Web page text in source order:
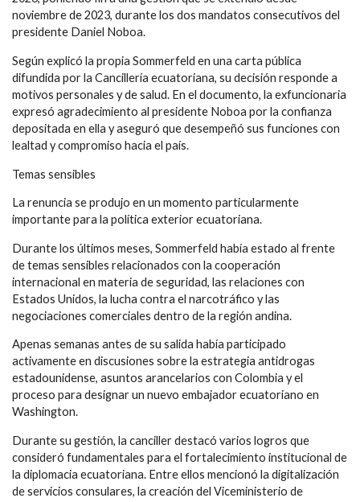
noviembre de 2023, durante los dos mandatos consecutivos del
presidente Daniel Noboa.
Según explicó la propia Sommerfeld en una carta pública
difundida por la Cancillería ecuatoriana, su decisión responde a
motivos personales y de salud. En el documento, la exfuncionaria
expresó agradecimiento al presidente Noboa por la confianza
depositada en ella y aseguró que desempeñó sus funciones con
lealtad y compromiso hacia el país.
Temas sensibles
La renuncia se produjo en un momento particularmente
importante para la política exterior ecuatoriana.
Durante los últimos meses, Sommerfeld había estado al frente
de temas sensibles relacionados con la cooperación
internacional en materia de seguridad, las relaciones con
Estados Unidos, la lucha contra el narcotráfico y las
negociaciones comerciales dentro de la región andina.
Apenas semanas antes de su salida había participado
activamente en discusiones sobre la estrategia antidrogas
estadounidense, asuntos arancelarios con Colombia y el
proceso para designar un nuevo embajador ecuatoriano en
Washington.
Durante su gestión, la canciller destacó varios logros que
consideró fundamentales para el fortalecimiento institucional de
la diplomacia ecuatoriana. Entre ellos mencionó la digitalización
de servicios consulares, la creación del Viceministerio de